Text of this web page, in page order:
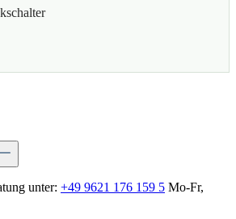
unter: +49 9621 176 159 5 Mo-Fr,